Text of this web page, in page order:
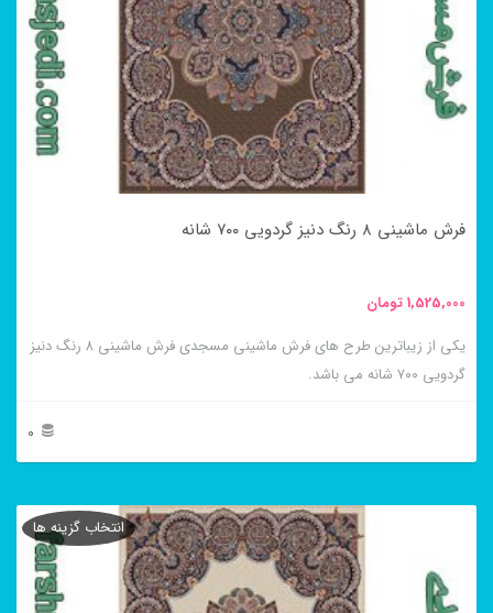
باشد.
گزینه
ها
صفحه
انتخاب
شوند
فرش ماشینی ۸ رنگ دنیز گردویی ۷۰۰ شانه
1,525,000تومان
یکی از زیباترین طرح های فرش ماشینی مسجدی فرش ماشینی ۸ رنگ دنیز
گردویی ۷۰۰ شانه می باشد.
0
محصول
انتخاب گزینه ها